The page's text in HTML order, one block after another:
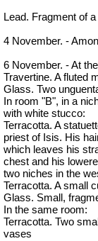
Lead. Fragment of
4 November. -
6 November. - At
Travertine. A fluted
Glass. Two
In room "B", in a
with white stucco:
Terracotta. A
priest of Isis. His
which leaves his
chest and his
two niches in the
Terracotta. A small
Glass. Small,
In the same room:
Terracotta. Two
vases